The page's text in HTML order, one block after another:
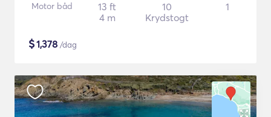
Motor båd
13 ft
4 m
10
Krydstogt
1
$1,378 /dag